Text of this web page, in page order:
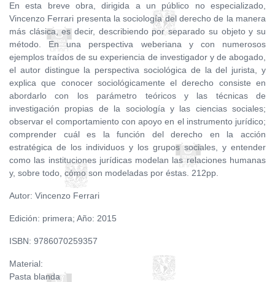
En esta breve obra, dirigida a un público no especializado,
Vincenzo Ferrari presenta la sociología del derecho de la manera
más clásica, es decir, describiendo por separado su objeto y su
método. En una perspectiva weberiana y con numerosos
ejemplos traídos de su experiencia de investigador y de abogado,
el autor distingue la perspectiva sociológica de la del jurista, y
explica que conocer sociológicamente el derecho consiste en
abordarlo con los parámetro teóricos y las técnicas de
investigación propias de la sociología y las ciencias sociales;
observar el comportamiento con apoyo en el instrumento jurídico;
comprender cuál es la función del derecho en la acción
estratégica de los individuos y los grupos sociales, y entender
como las instituciones jurídicas modelan las relaciones humanas
y, sobre todo, cómo son modeladas por éstas. 212pp.
Autor: Vincenzo Ferrari
Edición: primera; Año: 2015
ISBN: 9786070259357
Material:
Pasta blanda